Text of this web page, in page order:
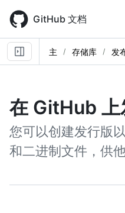
main
content
GitHub 文档
主 存储库 发
在 GitHub 上
您可以创建发行版
和二进制文件，供他